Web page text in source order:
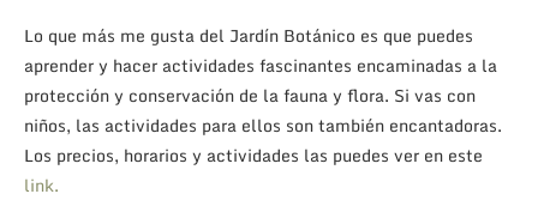
Lo que más me gusta del Jardín Botánico es que puedes
aprender y hacer actividades fascinantes encaminadas a la
protección y conservación de la fauna y flora. Si vas con
niños, las actividades para ellos son también encantadoras.
Los precios, horarios y actividades las puedes ver en este
link.